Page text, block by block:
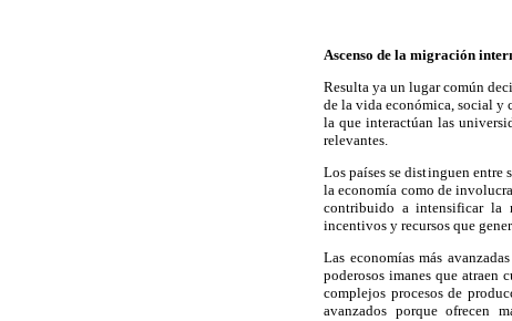
Ascenso de la migración
Resulta ya un lugar común
de la vida económica, social y
la que interactúan las
relevantes.
Los países se distinguen entre
la economía como de
contribuido a intensificar la
incentivos y recursos que
Las economías más
poderosos imanes que atraen
complejos procesos de
avanzados porque ofrecen